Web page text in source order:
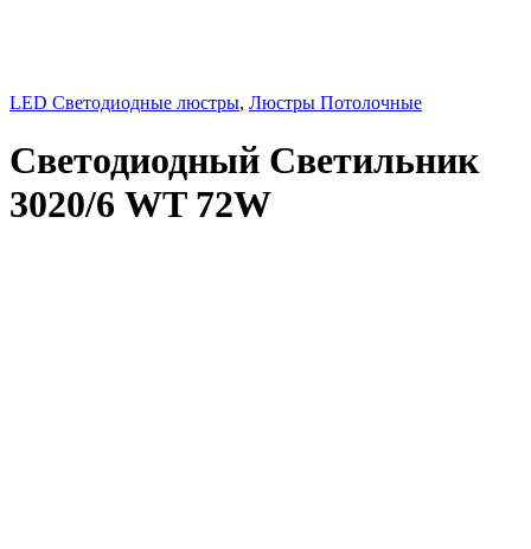
LED Светодиодные люстры, Люстры Потолочные
Светодиодный Светильник
3020/6 WT 72W